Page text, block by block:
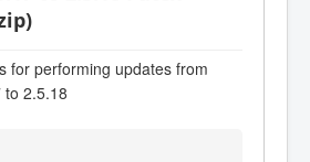
for performing updates from
to 2.5.18